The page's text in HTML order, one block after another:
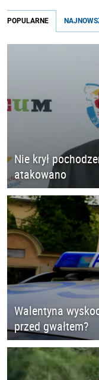
POPULARNE
Nie krył
atakowano
Walentyna
przed gwałtem?